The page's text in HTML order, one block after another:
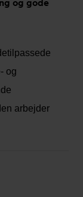
og gode
og
arbejder